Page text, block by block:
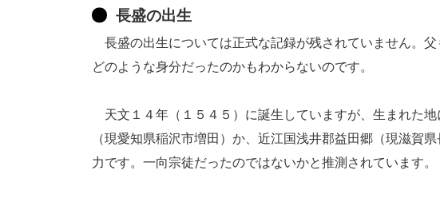
長盛の出生
長盛の出生については正式な記録が残されていません。父
どのような身分だったのかもわからないのです。
天文１４年（１５４５）に誕生していますが、生まれた
（現愛知県稲沢市増田）か、近江国浅井郡益田郷（現滋賀
力です。一向宗徒だったのではないかと推測されています。